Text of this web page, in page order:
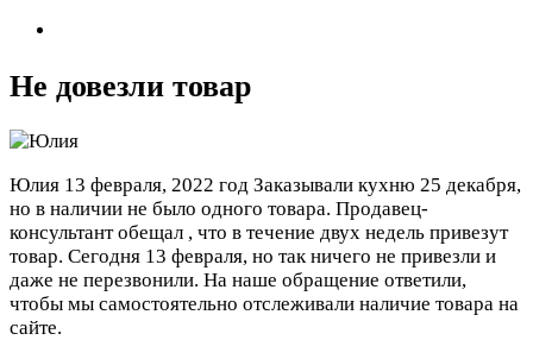
Не довезли товар
Юлия 13 февраля, 2022 год Заказывали кухню 25 декабря,
но в наличии не было одного товара. Продавец-
консультант обещал , что в течение двух недель привезут
товар. Сегодня 13 февраля, но так ничего не привезли и
даже не перезвонили. На наше обращение ответили,
чтобы мы самостоятельно отслеживали наличие товара на
сайте.